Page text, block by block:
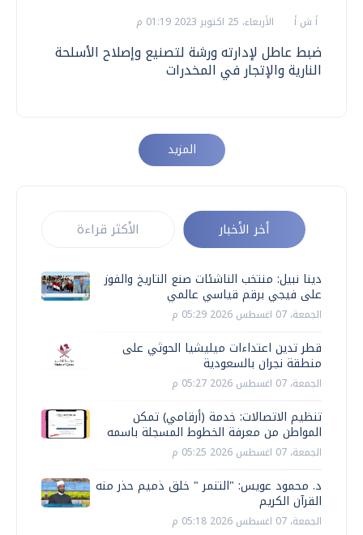
أ ش أ الأربعاء، 25 اكتوبر 2023 01:19 م
ضبط عاطل لإدارته ورشة لتصنيع وإصلاح الأسلحة
النارية والإتجار في المخدرات
المزيد
أخر الأخبار الأكثر قراءة
دينا نبيل: منتخب الناشئات صنع التاريخ والفوز
على فيجي برقم قياسي عالمي
الجمعة، 07 اغسطس 2026 05:29 م
قطر تدين اعتداءات ميليشيا الحوثي على
منطقة نجران بالسعودية
الجمعة، 07 اغسطس 2026 05:27 م
تنظيم الاتصالات: خدمة (أرقامي) تمكن
المواطن من معرفة الخطوط المسجلة باسمه
الجمعة، 07 اغسطس 2026 05:25 م
د. محمود عويس: "التنمر " خلق ذميم حذر منه
القرآن الكريم
الجمعة، 07 اغسطس 2026 05:18 م